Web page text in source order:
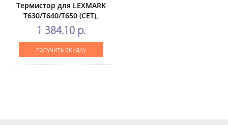
Термистор для LEXMARK
T630/T640/T650 (CET),
CET2845
1 384.10 р.
получить скидку